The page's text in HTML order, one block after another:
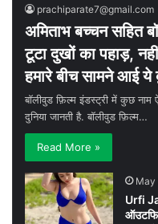
prachiparate7@gmail.com
अमिताभ बच्चन सहित
टूटा दुखों का पहाड़,
हमारे बीच सामने आई ये
बॉलीवुड फ़िल्म इंडस्ट्री में कुछ
दुनिया जानती है. बॉलीवुड फ़िल्म…
Read More »
May
Urfi